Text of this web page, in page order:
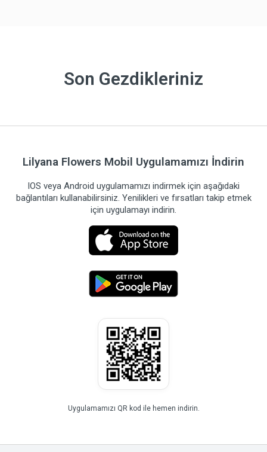
Son Gezdikleriniz
Lilyana Flowers Mobil Uygulamamızı İndirin
IOS veya Android uygulamamızı indirmek için aşağıdaki
bağlantıları kullanabilirsiniz. Yenilikleri ve fırsatları takip etmek
için uygulamayı indirin.
Uygulamamızı QR kod ile hemen indirin.